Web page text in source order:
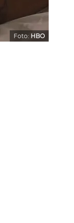
Foto: HBO